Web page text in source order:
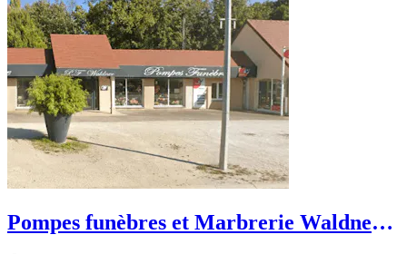
Pompes funèbres et Marbrerie Waldner -